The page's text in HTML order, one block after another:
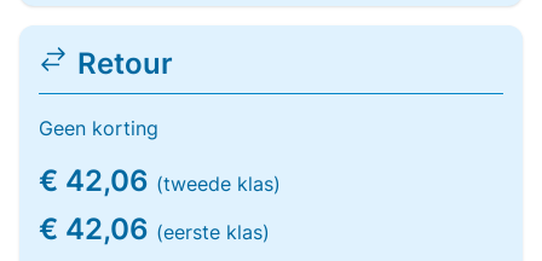
Retour
Geen korting
€ 42,06 (tweede klas)
€ 42,06 (eerste klas)